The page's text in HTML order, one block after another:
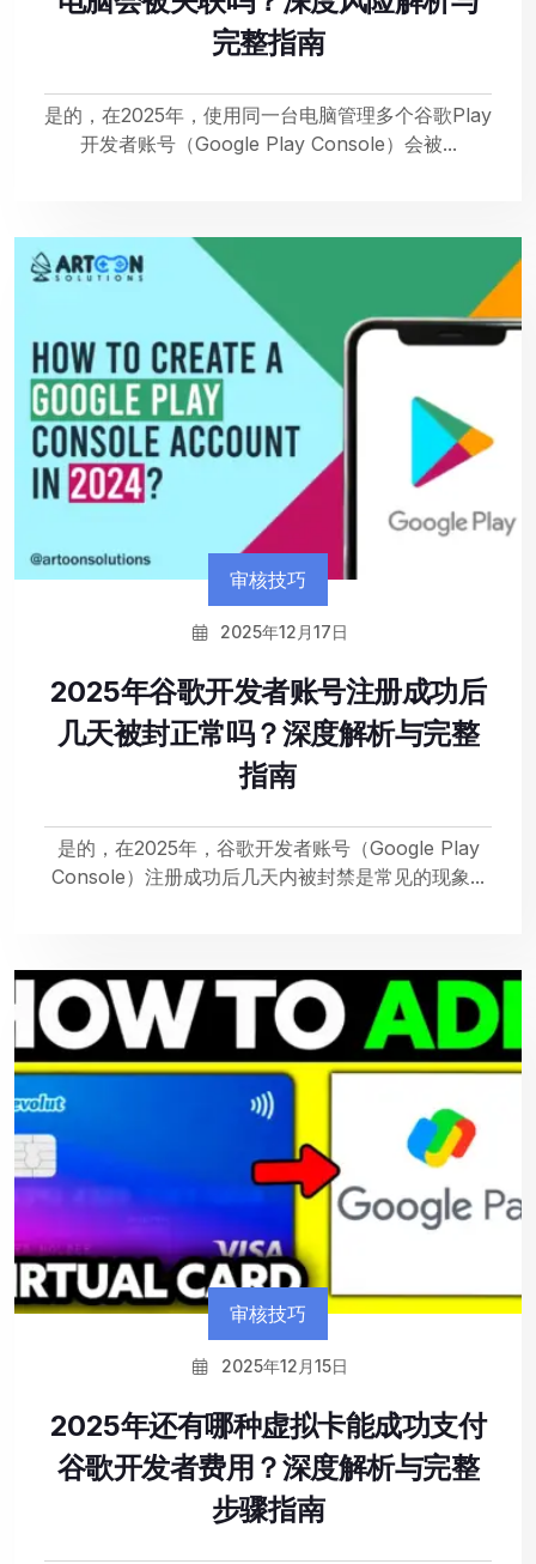
完整指南
是的，在2025年，使用同一台电脑管理多个谷歌Play
开发者账号（Google Play Console）会被...
审核技巧
2025年12月17日
2025年谷歌开发者账号注册成功后
几天被封正常吗？深度解析与完整
指南
是的，在2025年，谷歌开发者账号（Google Play
Console）注册成功后几天内被封禁是常见的现象...
审核技巧
2025年12月15日
2025年还有哪种虚拟卡能成功支付
谷歌开发者费用？深度解析与完整
步骤指南